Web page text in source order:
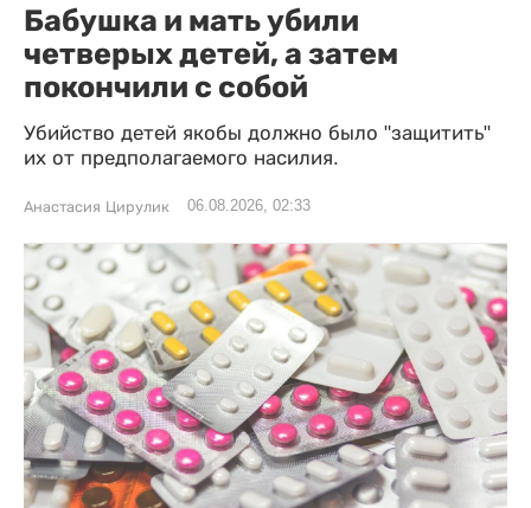
Бабушка и мать убили
четверых детей, а затем
покончили с собой
Убийство детей якобы должно было "защитить"
их от предполагаемого насилия.
Анастасия Цирулик 06.08.2026, 02:33